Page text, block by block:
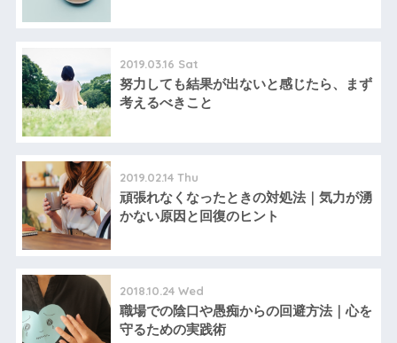
2019.03.16 Sat
努力しても結果が出ないと感じたら、まず
考えるべきこと
2019.02.14 Thu
頑張れなくなったときの対処法｜気力が湧
かない原因と回復のヒント
2018.10.24 Wed
職場での陰口や愚痴からの回避方法｜心を
守るための実践術